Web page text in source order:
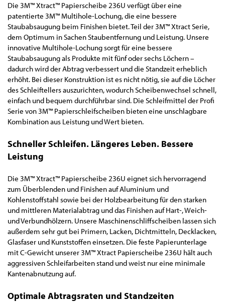
Die 3M™ Xtract™ Papierscheibe 236U verfügt über eine
patentierte 3M™ Multihole-Lochung, die eine bessere
Staubabsaugung beim Finishen bietet. Teil der 3M™ Xtract Serie,
dem Optimum in Sachen Staubentfernung und Leistung. Unsere
innovative Multihole-Lochung sorgt für eine bessere
Staubabsaugung als Produkte mit fünf oder sechs Löchern –
dadurch wird der Abtrag verbessert und die Standzeit erheblich
erhöht. Bei dieser Konstruktion ist es nicht nötig, sie auf die Löcher
des Schleiftellers auszurichten, wodurch Scheibenwechsel schnell,
einfach und bequem durchführbar sind. Die Schleifmittel der Profi
Serie von 3M™ Papierschleifscheiben bieten eine unschlagbare
Kombination aus Leistung und Wert bieten.
Schneller Schleifen. Längeres Leben. Bessere
Leistung
Die 3M™ Xtract™ Papierscheibe 236U eignet sich hervorragend
zum Überblenden und Finishen auf Aluminium und
Kohlenstoffstahl sowie bei der Holzbearbeitung für den starken
und mittleren Materialabtrag und das Finishen auf Hart-, Weich-
und Verbundhölzern. Unsere Maschinenschliffscheiben lassen sich
außerdem sehr gut bei Primern, Lacken, Dichtmitteln, Decklacken,
Glasfaser und Kunststoffen einsetzen. Die feste Papierunterlage
mit C-Gewicht unserer 3M™ Xtract Papierscheibe 236U hält auch
aggressiven Schleifarbeiten stand und weist nur eine minimale
Kantenabnutzung auf.
Optimale Abtragsraten und Standzeiten